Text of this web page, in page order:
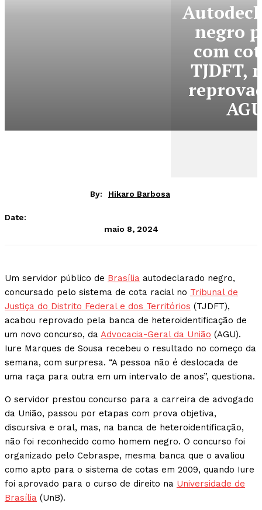
negro
com
TJDFT,
By: Hikaro Barbosa
Date:
maio 8, 2024
Um servidor público de Brasília autodeclarado negro,
concursado pelo sistema de cota racial no Tribunal de
Justiça do Distrito Federal e dos Territórios (TJDFT),
acabou reprovado pela banca de heteroidentificação de
um novo concurso, da Advocacia-Geral da União (AGU).
Iure Marques de Sousa recebeu o resultado no começo da
semana, com surpresa. “A pessoa não é deslocada de
uma raça para outra em um intervalo de anos”, questiona.
O servidor prestou concurso para a carreira de advogado
da União, passou por etapas com prova objetiva,
discursiva e oral, mas, na banca de heteroidentificação,
não foi reconhecido como homem negro. O concurso foi
organizado pelo Cebraspe, mesma banca que o avaliou
como apto para o sistema de cotas em 2009, quando Iure
foi aprovado para o curso de direito na Universidade de
Brasília (UnB).